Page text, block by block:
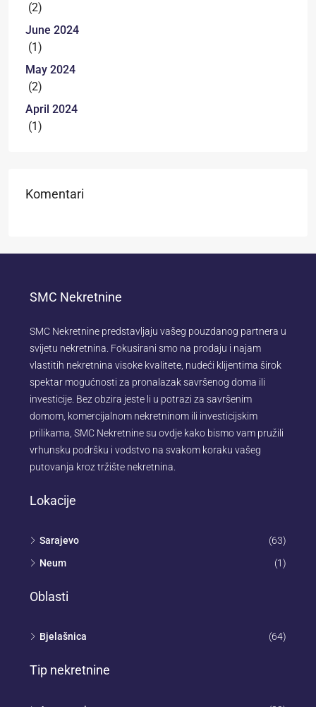
(2)
June 2024
(1)
May 2024
(2)
April 2024
(1)
Komentari
SMC Nekretnine
SMC Nekretnine predstavljaju vašeg pouzdanog partnera u
svijetu nekretnina. Fokusirani smo na prodaju i najam
vlastitih nekretnina visoke kvalitete, nudeći klijentima širok
spektar mogućnosti za pronalazak savršenog doma ili
investicije. Bez obzira jeste li u potrazi za savršenim
domom, komercijalnom nekretninom ili investicijskim
prilikama, SMC Nekretnine su ovdje kako bismo vam pružili
vrhunsku podršku i vodstvo na svakom koraku vašeg
putovanja kroz tržište nekretnina.
Lokacije
Sarajevo
(63)
Neum
(1)
Oblasti
Bjelašnica (64)
Tip nekretnine